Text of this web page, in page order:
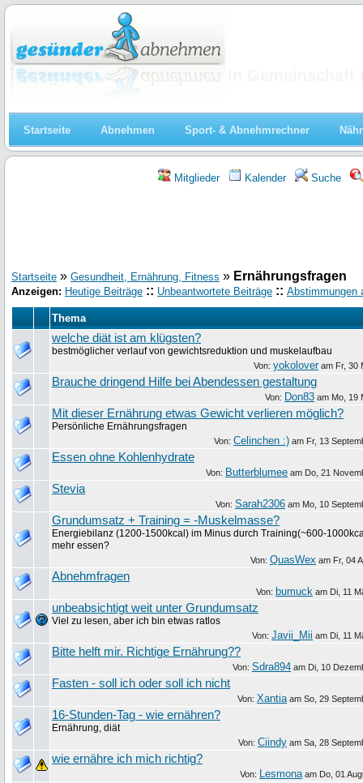
Startseite Abnehmen Sport- & Abnehmrechner
Mitglieder Kalender Suche
Startseite » Gesundheit, Ernährung, Fitness » Ernährungsfragen
Anzeigen: Heutige Beiträge :: Unbeantwortete Beiträge :: Abstimmungen
Thema
welche diät ist am klügsten?
bestmöglicher verlauf von gewichtsreduktion und muskelaufbau
Von: yokoloveram Fr, 30
Brauche dringend Hilfe bei Abendessen gestaltung
Von: Don83 am Mo, 19
Mit dieser Ernährung etwas Gewicht verlieren möglich?
Persönliche Ernährungsfragen
Von: Celinchen :) am Fr, 13
Essen ohne Kohlenhydrate
Von: Butterblumee am Do, 21
Stevia
Von: Sarah2306 am Mo, 10
Grundumsatz + Training = -Muskelmasse?
Energiebilanz (1200-1500kcal) im Minus durch Training(~600-
mehr essen?
Von: QuasWex am Fr, 04
Abnehmfragen
Von: bumuck am Di, 11
unbeabsichtigt weit unter Grundumsatz
Viel zu lesen, aber ich bin etwas ratlos
Von: Javii_Mii am Di, 11
Bitte helft mir. Richtige Ernährung??
Von: Sdra894 am Di, 10
Fasten - soll ich oder soll ich nicht
Von: Xantia am So, 29
16-Stunden-Tag - wie ernähren?
Ernährung, diät
Von: Ciindy am Sa, 28
wie ernähre ich mich richtig?
Von: Lesmona am Do, 01